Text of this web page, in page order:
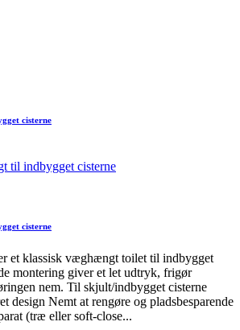
cisterne
cisterne
et klassisk væghængt toilet til indbygget
montering giver et let udtryk, frigør
nem. Til skjult/indbygget cisterne
design Nemt at rengøre og pladsbesparende
(træ eller soft-close...